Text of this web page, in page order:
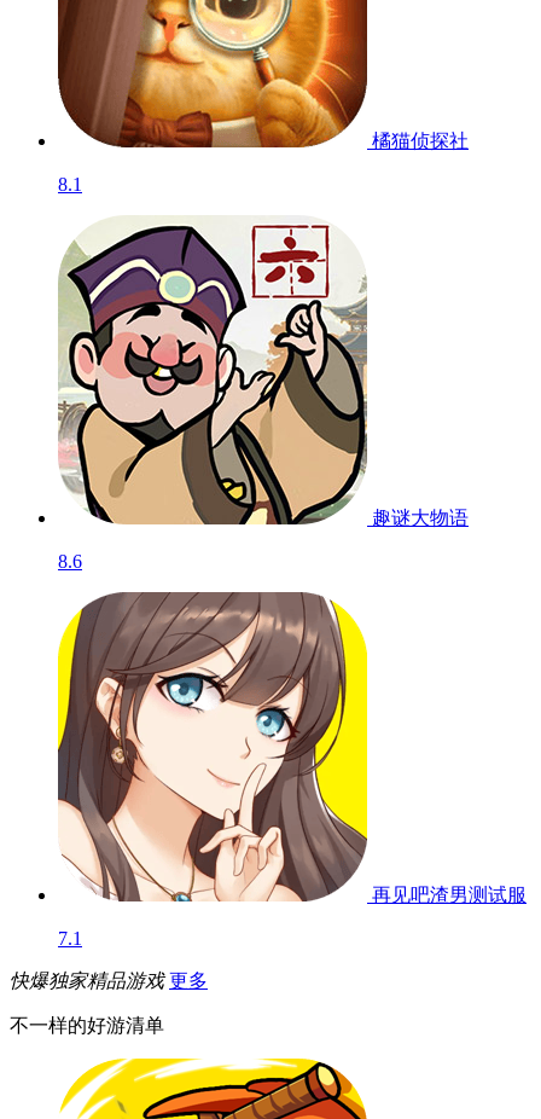
橘猫侦探社
8.1
趣谜大物语
8.6
再见吧渣男测试服
7.1
快爆独家精品游戏 更多
不一样的好游清单